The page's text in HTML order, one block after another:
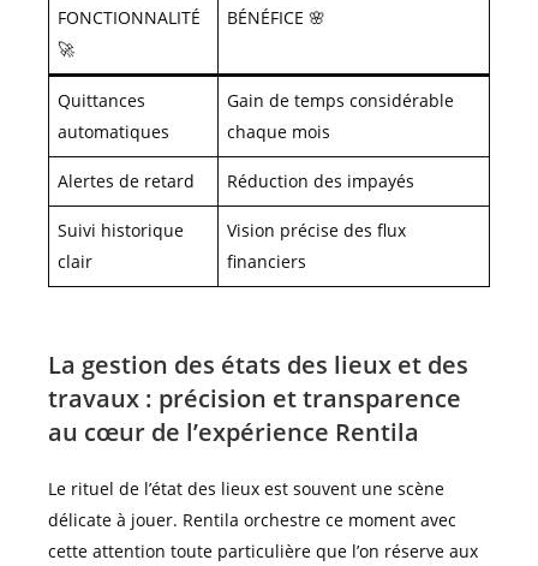
FONCTIONNALITÉ
🚀
BÉNÉFICE 🌸
Quittances
automatiques
Gain de temps considérable
chaque mois
Alertes de retard Réduction des impayés
Suivi historique
clair
Vision précise des flux
financiers
La gestion des états des lieux et des
travaux : précision et transparence
au cœur de l’expérience Rentila
Le rituel de l’état des lieux est souvent une scène
délicate à jouer. Rentila orchestre ce moment avec
cette attention toute particulière que l’on réserve aux